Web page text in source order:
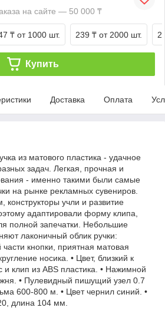
на сайте — 50 000 ₸
₸ от 1000 шт. 239 ₸ от 2000 шт.
Купить
Доставка Оплата
из матового пластика - удачное
задач. Легкая, прочная и
- именно такими были самые
на рынке рекламных сувениров.
конструкторы учли и развитие
адаптировали форму клипа,
полной запечатки. Небольшие
лаконичный облик ручки:
кнопки, приятная матовая
носика. • Цвет, близкий к
и клип из ABS пластика. • Нажимной
• Пулевидный пишущий узел 0.7
600-800 м. • Цвет чернил синий. •
длина 104 мм.